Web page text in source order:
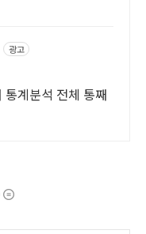
광고
계분석 전체 통째